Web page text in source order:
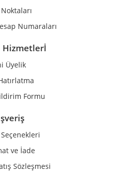
Noktaları
Numaraları
Üyelik
Formu
ve İade
Sözleşmesi